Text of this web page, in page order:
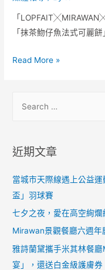
「
「抹茶魩仔魚法式可麗
Read More »
近期文章
當城市天際線遇上公益
盃」羽球賽
七夕之夜，愛在高空絢爛
Mirawan景觀餐廳六週年
雅詩蘭黛攜手米其林餐
宴」，還送白金級護膚券